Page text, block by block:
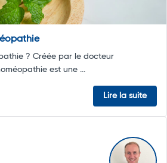
? Créée par le docteur
est une ...
Lire la suite